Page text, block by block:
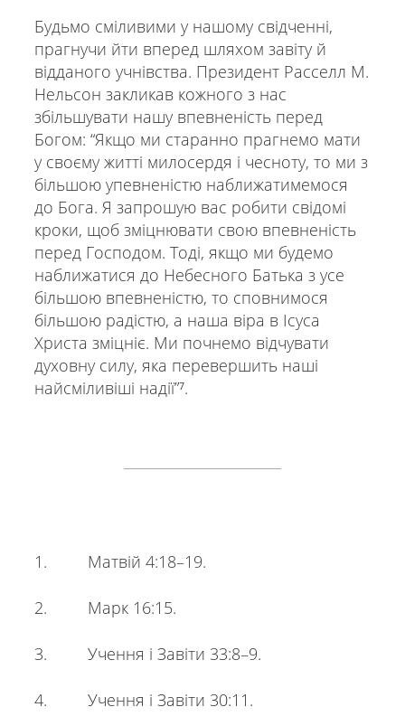
Будьмо сміливими у нашому свідченні,
прагнучи йти вперед шляхом завіту й
відданого учнівства. Президент Расселл М.
Нельсон закликав кожного з нас
збільшувати нашу впевненість перед
Богом: “Якщо ми старанно прагнемо мати
у своєму житті милосердя і чесноту, то ми з
більшою упевненістю наближатимемося
до Бога. Я запрошую вас робити свідомі
кроки, щоб зміцнювати свою впевненість
перед Господом. Тоді, якщо ми будемо
наближатися до Небесного Батька з усе
більшою впевненістю, то сповнимося
більшою радістю, а наша віра в Ісуса
Христа зміцніє. Ми почнемо відчувати
духовну силу, яка перевершить наші
найсміливіші надії”⁷.
1. Mатвій 4:18–19.
2. Марк 16:15.
3. Учення і Завіти 33:8–9.
4. Учення і Завіти 30:11.